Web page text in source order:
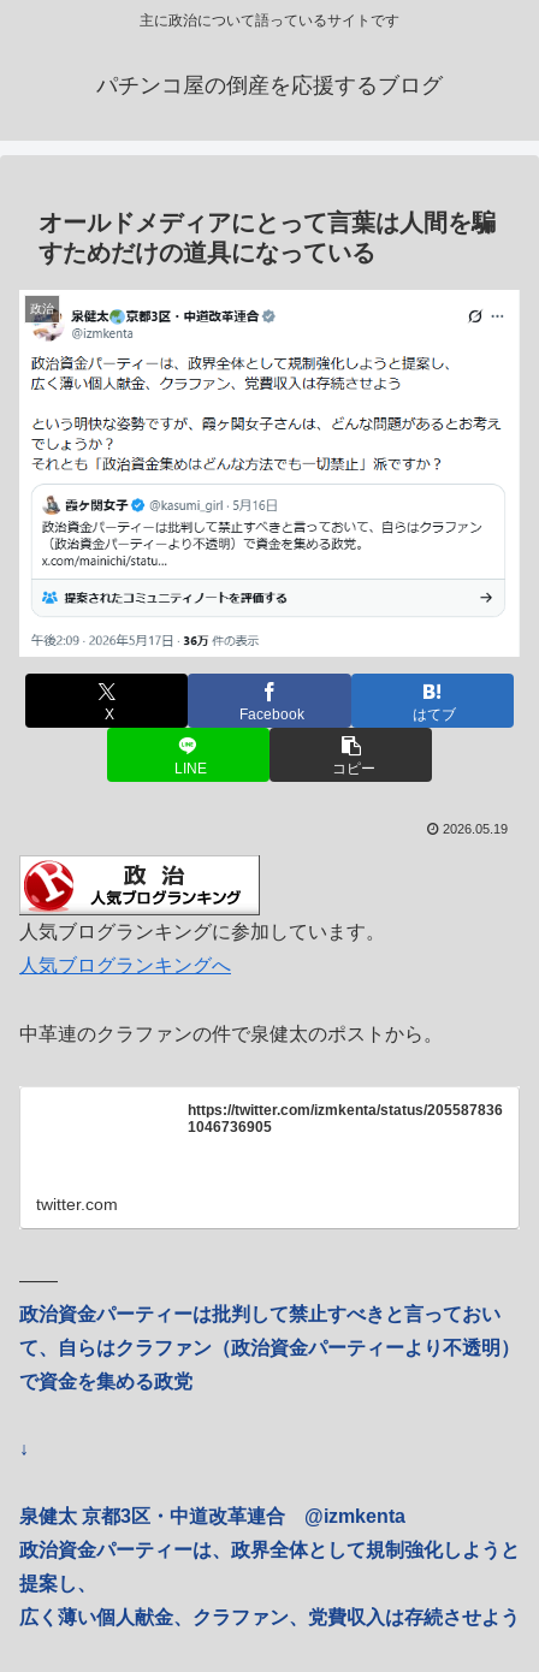
主に政治について語っているサイトです
パチンコ屋の倒産を応援するブログ
オールドメディアにとって言葉は人間を騙
すためだけの道具になっている
政治
X Facebook はてブ
LINE コピー
2026.05.19
人気ブログランキングに参加しています。
人気ブログランキングへ
中革連のクラファンの件で泉健太のポストから。
https://twitter.com/izmkenta/status/205587836
1046736905
twitter.com
――
政治資金パーティーは批判して禁止すべきと言っておい
て、自らはクラファン（政治資金パーティーより不透明）
で資金を集める政党
↓
泉健太 京都3区・中道改革連合 @izmkenta
政治資金パーティーは、政界全体として規制強化しようと
提案し、
広く薄い個人献金、クラファン、党費収入は存続させよう